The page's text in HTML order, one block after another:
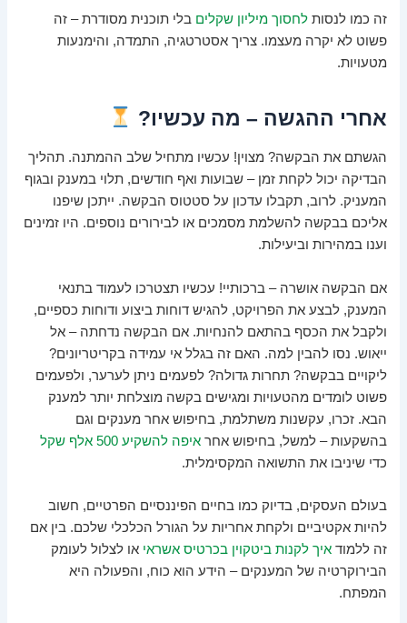
זה כמו לנסותלחסוך מיליון שקלים בלי תוכנית מסודרת – זה
פשוט לא יקרה מעצמו. צריך אסטרטגיה, התמדה, והימנעות
מטעויות.
אחרי ההגשה – מה עכשיו?
הגשתם את הבקשה? מצוין! עכשיו מתחיל שלב ההמתנה. תהליך
הבדיקה יכול לקחת זמן – שבועות ואף חודשים, תלוי במענק ובגוף
המעניק. לרוב, תקבלו עדכון על סטטוס הבקשה. ייתכן שיפנו
אליכם בבקשה להשלמת מסמכים או לבירורים נוספים. היו זמינים
וענו במהירות וביעילות.
אם הבקשה אושרה – ברכותיי! עכשיו תצטרכו לעמוד בתנאי
המענק, לבצע את הפרויקט, להגיש דוחות ביצוע ודוחות כספיים,
ולקבל את הכסף בהתאם להנחיות. אם הבקשה נדחתה – אל
ייאוש. נסו להבין למה. האם זה בגלל אי עמידה בקריטריונים?
ליקויים בבקשה? תחרות גדולה? לפעמים ניתן לערער, ולפעמים
פשוט לומדים מהטעויות ומגישים בקשה מוצלחת יותר למענק
הבא. זכרו, עקשנות משתלמת, בחיפוש אחר מענקים וגם
בהשקעות – למשל, בחיפוש אחראיפה להשקיע 500 אלף שקל
כדי שיניבו את התשואה המקסימלית.
בעולם העסקים, בדיוק כמו בחיים הפיננסיים הפרטיים, חשוב
להיות אקטיביים ולקחת אחריות על הגורל הכלכלי שלכם. בין אם
זה ללמודאיך לקנות ביטקוין בכרטיס אשראי או לצלול לעומק
הבירוקרטיה של המענקים – הידע הוא כוח, והפעולה היא
המפתח.